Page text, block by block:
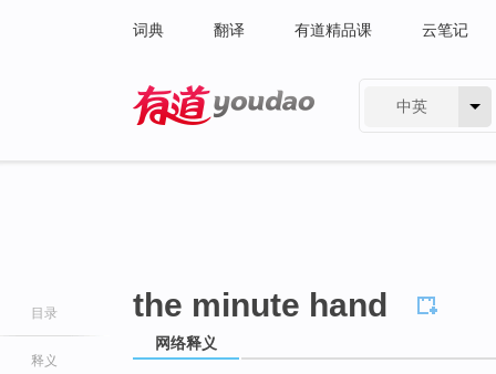
词典 翻译 有道精品课 云笔记
中英
目录
释义
the minute hand
网络释义